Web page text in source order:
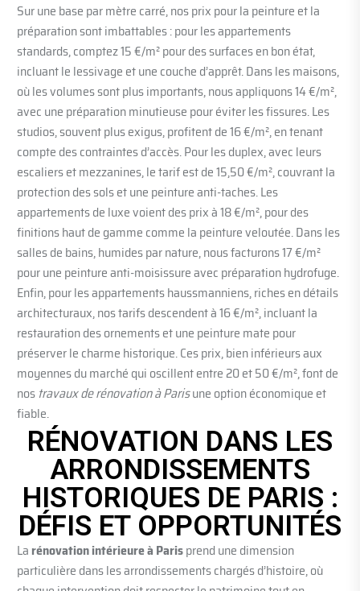
Sur une base par mètre carré, nos prix pour la peinture et la
préparation sont imbattables : pour les appartements
standards, comptez 15 €/m² pour des surfaces en bon état,
incluant le lessivage et une couche d’apprêt. Dans les maisons,
où les volumes sont plus importants, nous appliquons 14 €/m²,
avec une préparation minutieuse pour éviter les fissures. Les
studios, souvent plus exigus, profitent de 16 €/m², en tenant
compte des contraintes d’accès. Pour les duplex, avec leurs
escaliers et mezzanines, le tarif est de 15,50 €/m², couvrant la
protection des sols et une peinture anti-taches. Les
appartements de luxe voient des prix à 18 €/m², pour des
finitions haut de gamme comme la peinture veloutée. Dans les
salles de bains, humides par nature, nous facturons 17 €/m²
pour une peinture anti-moisissure avec préparation hydrofuge.
Enfin, pour les appartements haussmanniens, riches en détails
architecturaux, nos tarifs descendent à 16 €/m², incluant la
restauration des ornements et une peinture mate pour
préserver le charme historique. Ces prix, bien inférieurs aux
moyennes du marché qui oscillent entre 20 et 50 €/m², font de
nos travaux de rénovation à Parisune option économique et
fiable.
RÉNOVATION DANS LES
ARRONDISSEMENTS
HISTORIQUES DE PARIS :
DÉFIS ET OPPORTUNITÉS
La rénovation intérieure à Parisprend une dimension
particulière dans les arrondissements chargés d’histoire, où